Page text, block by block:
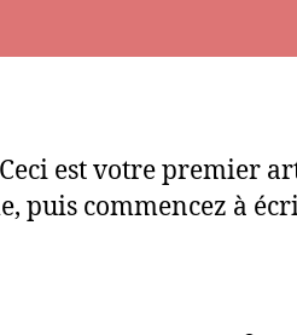
est votre premier
puis commencez à